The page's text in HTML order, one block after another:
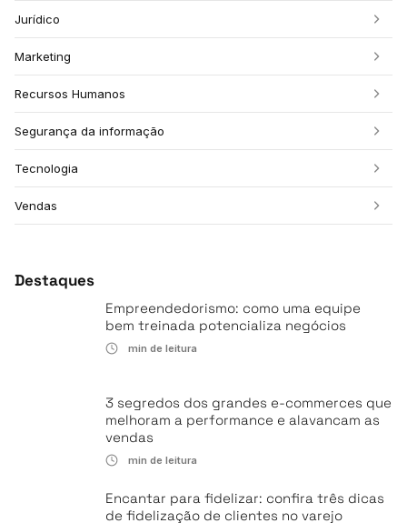
Jurídico
Marketing
Recursos Humanos
Segurança da informação
Tecnologia
Vendas
Destaques
Empreendedorismo: como uma equipe
bem treinada potencializa negócios
min de leitura
3 segredos dos grandes e-commerces que
melhoram a performance e alavancam as
vendas
min de leitura
Encantar para fidelizar: confira três dicas
de fidelização de clientes no varejo